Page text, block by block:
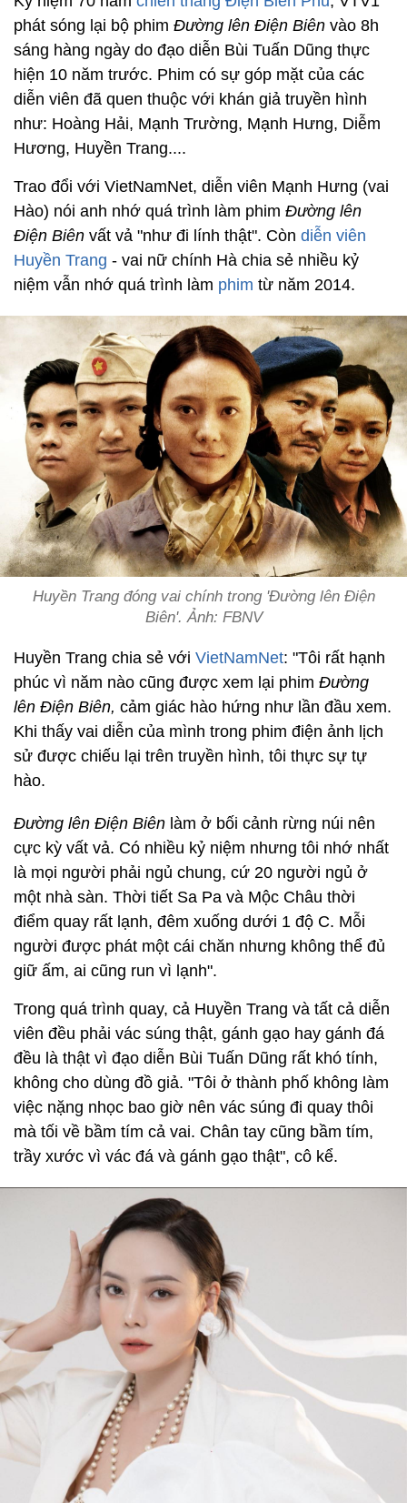
phát sóng lại bộ phim Đường lên Điện Biên vào 8h
sáng hàng ngày do đạo diễn Bùi Tuấn Dũng thực
hiện 10 năm trước. Phim có sự góp mặt của các
diễn viên đã quen thuộc với khán giả truyền hình
như: Hoàng Hải, Mạnh Trường, Mạnh Hưng, Diễm
Hương, Huyền Trang....
Trao đổi với VietNamNet, diễn viên Mạnh Hưng (vai
Hào) nói anh nhớ quá trình làm phim Đường lên
Điện Biên vất vả "như đi lính thật". Còn diễn viên
Huyền Trang - vai nữ chính Hà chia sẻ nhiều kỷ
niệm vẫn nhớ quá trình làm phim từ năm 2014.
Huyền Trang đóng vai chính trong 'Đường lên Điện
Biên'. Ảnh: FBNV
Huyền Trang chia sẻ với VietNamNet: "Tôi rất hạnh
phúc vì năm nào cũng được xem lại phim Đường
lên Điện Biên, cảm giác hào hứng như lần đầu xem.
Khi thấy vai diễn của mình trong phim điện ảnh lịch
sử được chiếu lại trên truyền hình, tôi thực sự tự
hào.
Đường lên Điện Biên làm ở bối cảnh rừng núi nên
cực kỳ vất vả. Có nhiều kỷ niệm nhưng tôi nhớ nhất
là mọi người phải ngủ chung, cứ 20 người ngủ ở
một nhà sàn. Thời tiết Sa Pa và Mộc Châu thời
điểm quay rất lạnh, đêm xuống dưới 1 độ C. Mỗi
người được phát một cái chăn nhưng không thể đủ
giữ ấm, ai cũng run vì lạnh".
Trong quá trình quay, cả Huyền Trang và tất cả diễn
viên đều phải vác súng thật, gánh gạo hay gánh đá
đều là thật vì đạo diễn Bùi Tuấn Dũng rất khó tính,
không cho dùng đồ giả. "Tôi ở thành phố không làm
việc nặng nhọc bao giờ nên vác súng đi quay thôi
mà tối về bầm tím cả vai. Chân tay cũng bầm tím,
trầy xước vì vác đá và gánh gạo thật", cô kể.